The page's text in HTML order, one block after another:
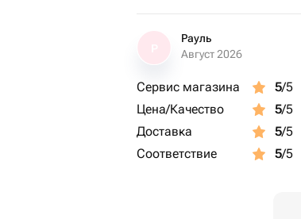
Рауль
Август 2026
Сервис магазина 5/5
Цена/Качество
5/5
Доставка
5/5
Соответствие
5/5